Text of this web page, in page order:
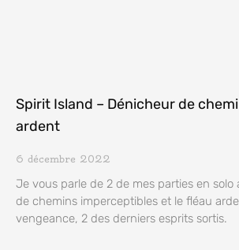
Spirit Island – Dénicheur de
ardent
6 décembre 2022
Je vous parle de 2 de mes parties en
de chemins imperceptibles et le fléau
vengeance, 2 des derniers esprits sortis.